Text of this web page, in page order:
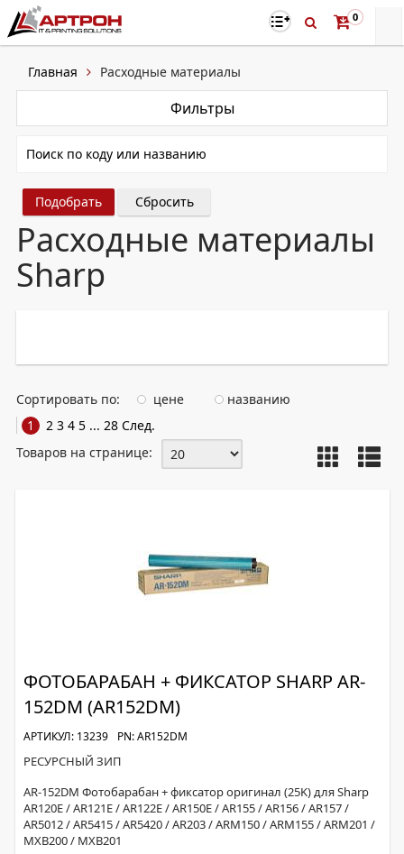
0
Главная Расходные материалы
Фильтры
Сбросить
Расходные материалы
Sharp
Сортировать по: цене
названию
1
2 3 4 5 ... 28 След.
Товаров на странице:
ФОТОБАРАБАН + ФИКСАТОР SHARP AR-
152DM (AR152DM)
АРТИКУЛ: 13239 PN: AR152DM
РЕСУРСНЫЙ ЗИП
AR-152DM Фотобарабан + фиксатор оригинал (25K) для Sharp
AR120E / AR121E / AR122E / AR150E / AR155 / AR156 / AR157 /
AR5012 / AR5415 / AR5420 / AR203 / ARM150 / ARM155 / ARM201 /
MXB200 / MXB201